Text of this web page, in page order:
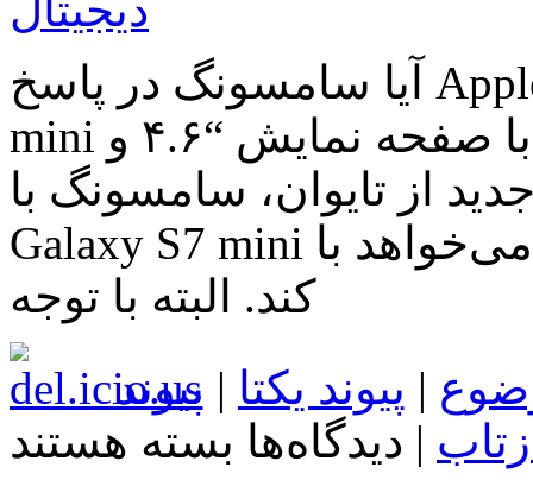
آیا سامسونگ در پاسخ Apple iPhone SE گوشی Galaxy S7
mini با صفحه نمایش “۴.۶ و Snapdragon 820 یا Exynos 8890
از تایوان، سامسونگ با
Galaxy S7 mini می‌خواهد با iPhone SE چهار اینچی مقابله
کند. البته با توجه
| پیوند یکتا | پیوند
| دیدگاه‌هابرای
بسته هستند